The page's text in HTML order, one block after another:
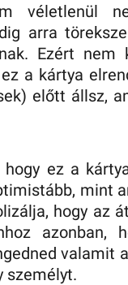
véletlenül
arra
Ezért
a kártya
előtt állsz,
hogy ez a
mint
hogy az
azonban,
valamit
személyt.